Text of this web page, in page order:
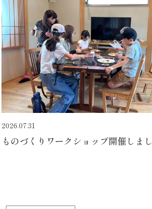
2026.07.31
ものづくりワークショップ開催しま